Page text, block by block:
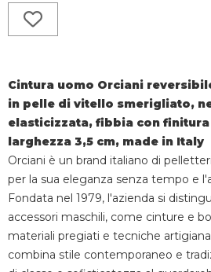
Cintura uomo Orciani
in pelle di vitello smerigliato,
elasticizzata, fibbia con
larghezza 3,5 cm, made in Italy
Orciani è un brand italiano di
per la sua eleganza senza tempo e
Fondata nel 1979, l'azienda si
accessori maschili, come cinture e
materiali pregiati e tecniche
combina stile contemporaneo e